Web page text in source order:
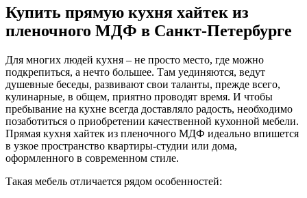
Купить прямую кухня хайтек из
пленочного МДФ в Санкт-Петербурге
Для многих людей кухня – не просто место, где можно
подкрепиться, а нечто большее. Там уединяются, ведут
душевные беседы, развивают свои таланты, прежде всего,
кулинарные, в общем, приятно проводят время. И чтобы
пребывание на кухне всегда доставляло радость, необходимо
позаботиться о приобретении качественной кухонной мебели.
Прямая кухня хайтек из пленочного МДФ идеально впишется
в узкое пространство квартиры-студии или дома,
оформленного в современном стиле.
Такая мебель отличается рядом особенностей: